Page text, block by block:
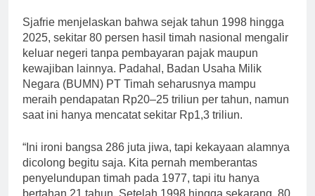
Sjafrie menjelaskan bahwa sejak tahun 1998 hingga
2025, sekitar 80 persen hasil timah nasional mengalir
keluar negeri tanpa pembayaran pajak maupun
kewajiban lainnya. Padahal, Badan Usaha Milik
Negara (BUMN) PT Timah seharusnya mampu
meraih pendapatan Rp20–25 triliun per tahun, namun
saat ini hanya mencatat sekitar Rp1,3 triliun.
“Ini ironi bangsa 286 juta jiwa, tapi kekayaan alamnya
dicolong begitu saja. Kita pernah memberantas
penyelundupan timah pada 1977, tapi itu hanya
bertahan 21 tahun. Setelah 1998 hingga sekarang, 80